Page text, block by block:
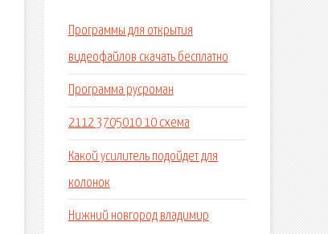
Программы для открытия
видеофайлов скачать бесплатно
Программа русроман
2112 3705010 10 схема
Какой усилитель подойдет для
колонок
Нижний новгород владимир